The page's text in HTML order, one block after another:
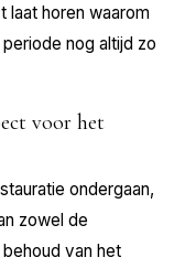
laat horen waarom
nog altijd zo
voor het
ondergaan,
zowel de
van het